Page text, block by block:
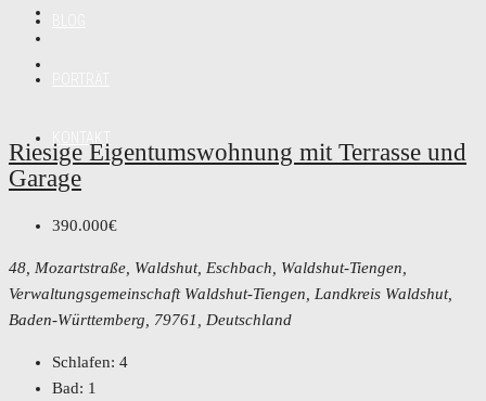
Riesige Eigentumswohnung mit Terrasse und
Garage
390.000€
48, Mozartstraße, Waldshut, Eschbach, Waldshut-Tiengen,
Verwaltungsgemeinschaft Waldshut-Tiengen, Landkreis Waldshut,
Baden-Württemberg, 79761, Deutschland
Schlafen: 4
Bad: 1